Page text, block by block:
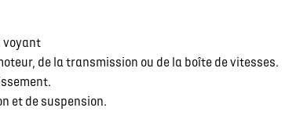
voyant
de la transmission ou de la boîte de vitesses.
et de suspension.